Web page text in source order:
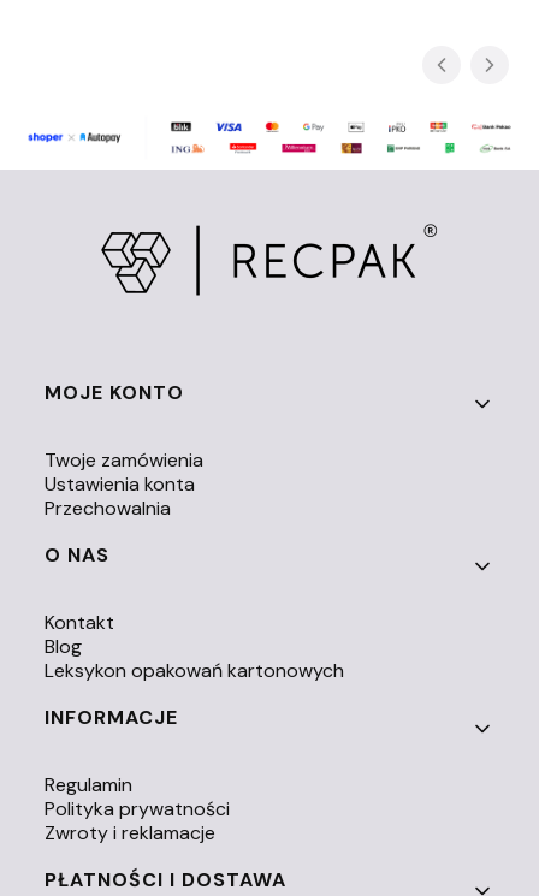
Linki w stopce
MOJE KONTO
Twoje zamówienia
Ustawienia konta
Przechowalnia
O NAS
Kontakt
Blog
Leksykon opakowań kartonowych
INFORMACJE
Regulamin
Polityka prywatności
Zwroty i reklamacje
PŁATNOŚCI I DOSTAWA